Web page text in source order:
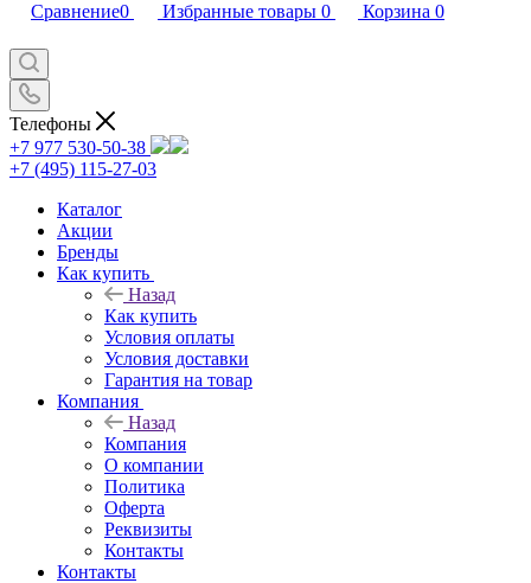
Сравнение0 Избранные товары 0 Корзина 0
Телефоны
+7 977 530-50-38
+7 (495) 115-27-03
Каталог
Акции
Бренды
Как купить
Назад
Как купить
Условия оплаты
Условия доставки
Гарантия на товар
Компания
Назад
Компания
О компании
Политика
Оферта
Реквизиты
Контакты
Контакты